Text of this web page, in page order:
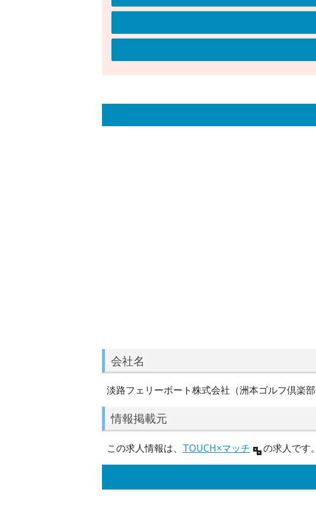
会社名
淡路フェリーボート株式会社（洲本ゴルフ倶楽部
情報掲載元
この求人情報は、 TOUCH×マッチ の求人です。